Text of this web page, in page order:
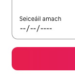
Seiceáil amach